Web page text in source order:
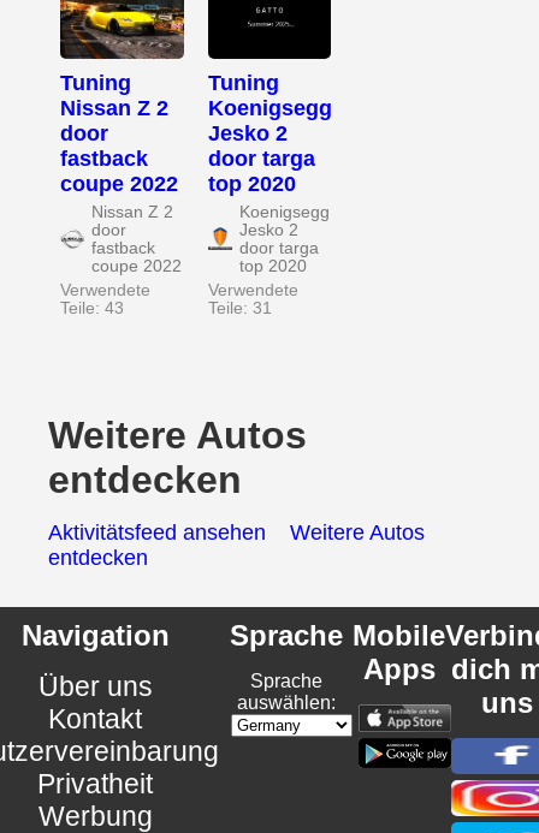
Tuning
Nissan Z 2
door
fastback
coupe 2022
Nissan Z 2
door
fastback
coupe 2022
Verwendete
Teile: 43
Tuning
Koenigsegg
Jesko 2
door targa
top 2020
Koenigsegg
Jesko 2
door targa
top 2020
Verwendete
Teile: 31
Weitere Autos
entdecken
Aktivitätsfeed ansehen
Weitere Autos
entdecken
Navigation
Über uns
Kontakt
Privatheit
Werbung
Sprache
Sprache
auswählen:
Mobile
Apps dich
uns